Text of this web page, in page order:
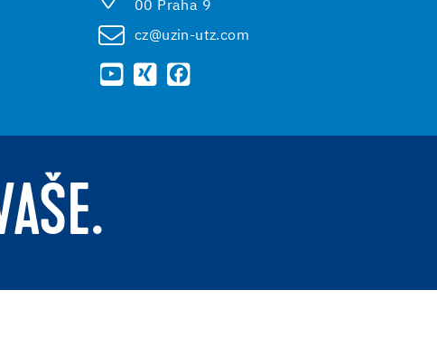
00 Praha 9
cz@uzin-utz.com